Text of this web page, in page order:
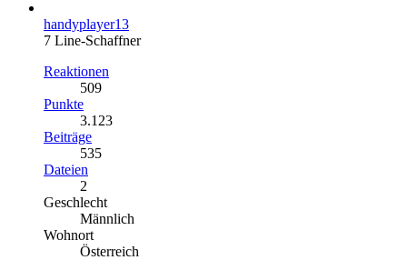
handyplayer13
7 Line-Schaffner
Reaktionen
509
Punkte
3.123
Beiträge
535
Dateien
2
Geschlecht
Männlich
Wohnort
Österreich